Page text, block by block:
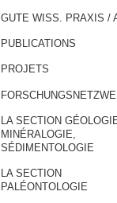
GUTE WISS. PRAXIS /
PUBLICATIONS
PROJETS
LA SECTION
MINÉRALOGIE,
SÉDIMENTOLOGIE
LA SECTION
PALÉONTOLOGIE